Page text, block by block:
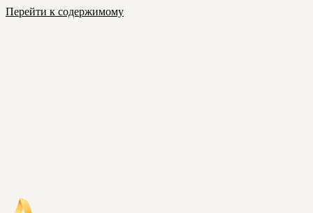
Перейти к содержимому